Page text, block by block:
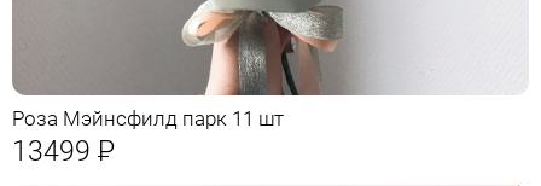
Роза Мэйнсфилд парк 11 шт
13499 Р